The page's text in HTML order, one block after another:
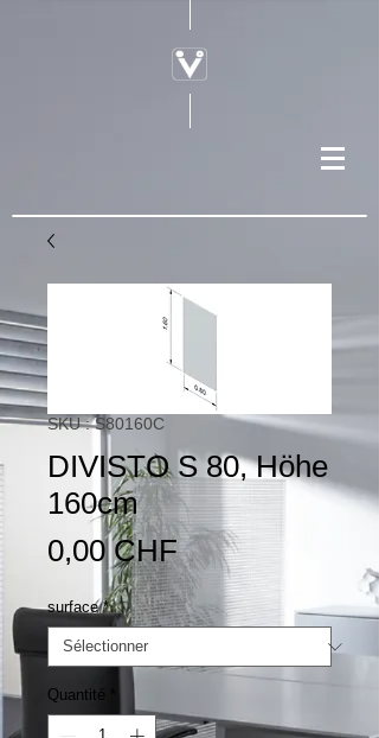
SKU : S80160C
DIVISTO S 80, Höhe
160cm
0,00 CHFPrix
surface *
Quantité